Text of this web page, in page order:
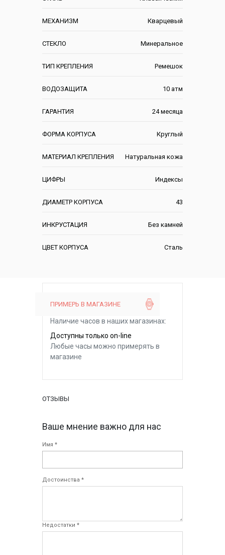
МЕХАНИЗМ Кварцевый
СТЕКЛО Минеральное
ТИП КРЕПЛЕНИЯ Ремешок
ВОДОЗАЩИТА 10 атм
ГАРАНТИЯ 24 месяца
ФОРМА КОРПУСА Круглый
МАТЕРИАЛ КРЕПЛЕНИЯ Натуральная кожа
ЦИФРЫ Индексы
ДИАМЕТР КОРПУСА 43
ИНКРУСТАЦИЯ Без камней
ЦВЕТ КОРПУСА Сталь
ПРИМЕРЬ В МАГАЗИНЕ
Наличие часов в наших магазинах:
Доступны только on-line
Любые часы можно примерять в
магазине
ОТЗЫВЫ
Ваше мнение важно для нас
Имя *
Достоинства *
Недостатки *